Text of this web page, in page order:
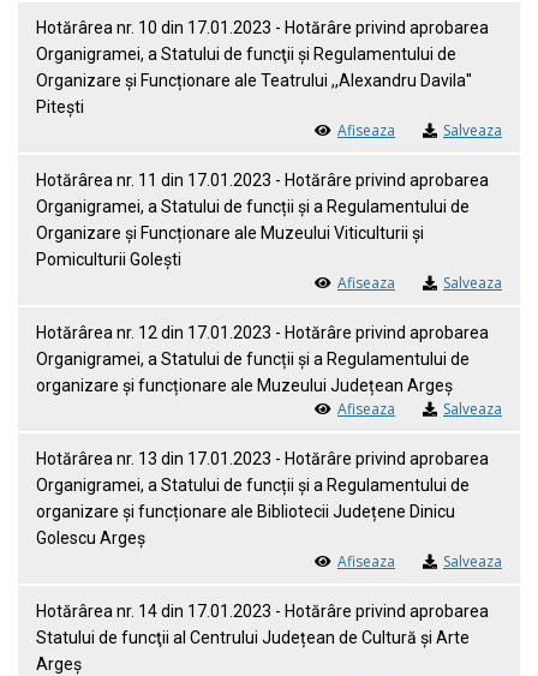
Hotărârea nr. 10 din 17.01.2023 - Hotărâre privind aprobarea
Organigramei, a Statului de funcţii și Regulamentului de
Organizare și Funcționare ale Teatrului ,,Alexandru Davila''
Pitești
Afiseaza Salveaza
Hotărârea nr. 11 din 17.01.2023 - Hotărâre privind aprobarea
Organigramei, a Statului de funcții și a Regulamentului de
Organizare și Funcționare ale Muzeului Viticulturii și
Pomiculturii Golești
Afiseaza Salveaza
Hotărârea nr. 12 din 17.01.2023 - Hotărâre privind aprobarea
Organigramei, a Statului de funcții și a Regulamentului de
organizare și funcționare ale Muzeului Județean Argeș
Afiseaza Salveaza
Hotărârea nr. 13 din 17.01.2023 - Hotărâre privind aprobarea
Organigramei, a Statului de funcții și a Regulamentului de
organizare și funcționare ale Bibliotecii Județene Dinicu
Golescu Argeș
Afiseaza Salveaza
Hotărârea nr. 14 din 17.01.2023 - Hotărâre privind aprobarea
Statului de funcţii al Centrului Județean de Cultură și Arte
Argeș